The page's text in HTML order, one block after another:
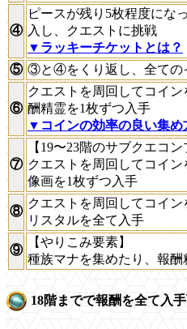
④
ピースが残り5枚程度にな
入し、クエストに挑戦
▼ラッキーチケットとは？
⑤ ③と④をくり返し、全ての
⑥
クエストを周回してコイン
酬精霊を1枚ずつ入手
▼コインの効率の良い集め
⑦
【19〜23階のサブクエコ
クエストを周回してコイン
像画を1枚ずつ入手
⑧
クエストを周回してコイン
リスタルを全て入手
⑨
【やりこみ要素】
種族マナを集めたり、報
18階までで報酬を全て入